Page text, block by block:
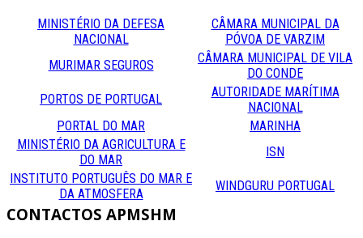
MINISTÉRIO DA DEFESA
NACIONAL
CÂMARA MUNICIPAL DA
PÓVOA DE VARZIM
MURIMAR SEGUROS
CÂMARA MUNICIPAL DE VILA
DO CONDE
PORTOS DE PORTUGAL
AUTORIDADE MARÍTIMA
NACIONAL
PORTAL DO MAR
MARINHA
MINISTÉRIO DA AGRICULTURA E
DO MAR
ISN
INSTITUTO PORTUGUÊS DO MAR E
DA ATMOSFERA
WINDGURU PORTUGAL
CONTACTOS APMSHM